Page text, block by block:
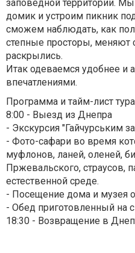
заповедной территории.
домик и устроим пикник
сможем наблюдать, как
степные просторы, меняют
раскрылись.
Итак одеваемся удобнее и
впечатлениями.
Программа и тайм-лист
8:00 - Выезд из Днепра
- Экскурсия "Гайчурським
- Фото-сафари во время
муфлонов, ланей, оленей,
Пржевальского, страусов,
естественной среде.
- Посещение дома и музея
- Обед приготовленный на
18:30 - Возвращение в